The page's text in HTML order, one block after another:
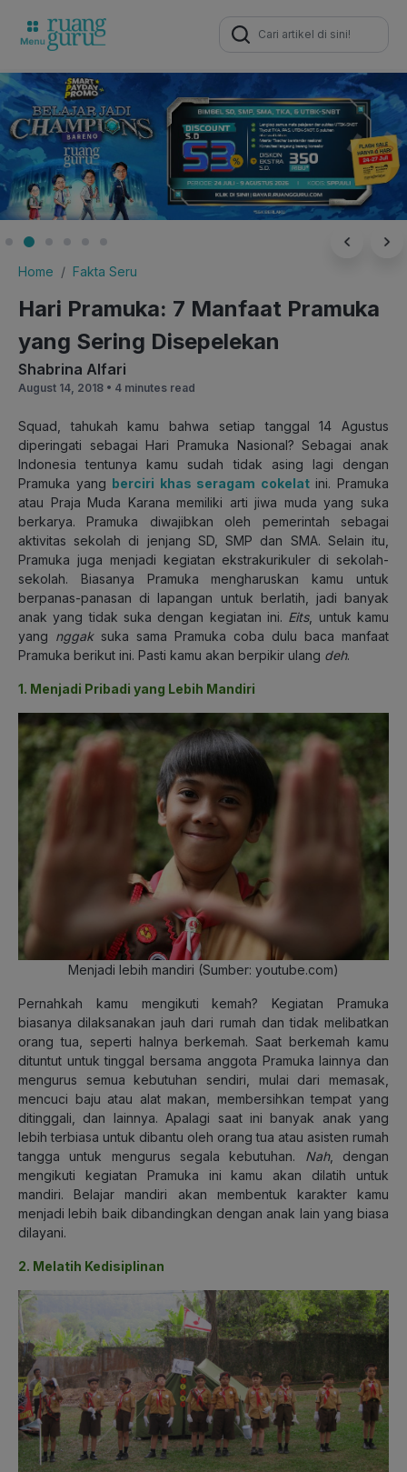
Search
for:
Home Fakta Seru
Hari Pramuka: 7 Manfaat Pramuka
yang Sering Disepelekan
Shabrina Alfari
August 14, 2018 • 4 minutes read
Squad, tahukah kamu bahwa setiap tanggal 14 Agustus
diperingati sebagai Hari Pramuka Nasional? Sebagai anak
Indonesia tentunya kamu sudah tidak asing lagi dengan
Pramuka yang berciri khas seragam cokelatini. Pramuka
atau Praja Muda Karana memiliki arti jiwa muda yang suka
berkarya. Pramuka diwajibkan oleh pemerintah sebagai
aktivitas sekolah di jenjang SD, SMP dan SMA. Selain itu,
Pramuka juga menjadi kegiatan ekstrakurikuler di sekolah-
sekolah. Biasanya Pramuka mengharuskan kamu untuk
berpanas-panasan di lapangan untuk berlatih, jadi banyak
anak yang tidak suka dengan kegiatan ini. Eits, untuk kamu
yang nggaksuka sama Pramuka coba dulu baca manfaat
Pramuka berikut ini. Pasti kamu akan berpikir ulang deh.
1. Menjadi Pribadi yang Lebih Mandiri
Menjadi lebih mandiri (Sumber: youtube.com)
Pernahkah kamu mengikuti kemah? Kegiatan Pramuka
biasanya dilaksanakan jauh dari rumah dan tidak melibatkan
orang tua, seperti halnya berkemah. Saat berkemah kamu
dituntut untuk tinggal bersama anggota Pramuka lainnya dan
mengurus semua kebutuhan sendiri, mulai dari memasak,
mencuci baju atau alat makan, membersihkan tempat yang
ditinggali, dan lainnya. Apalagi saat ini banyak anak yang
lebih terbiasa untuk dibantu oleh orang tua atau asisten rumah
tangga untuk mengurus segala kebutuhan. Nah, dengan
mengikuti kegiatan Pramuka ini kamu akan dilatih untuk
mandiri. Belajar mandiri akan membentuk karakter kamu
menjadi lebih baik dibandingkan dengan anak lain yang biasa
dilayani.
2. Melatih Kedisiplinan